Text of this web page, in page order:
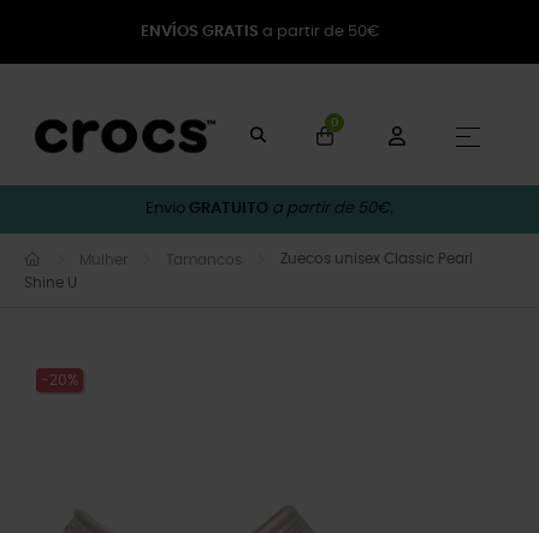
ENVÍOS GRATIS a partir de 50€
0
☰
Envio GRATUITO a partir de 50€.
Mulher Tamancos
Zuecos unisex Classic Pearl
Shine U
-20%